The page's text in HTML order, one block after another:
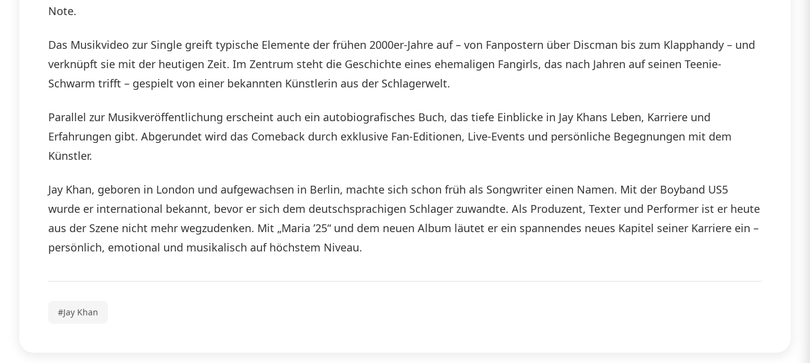
Note.
Das Musikvideo zur Single greift typische Elemente der frühen 2000er-Jahre auf – von Fanpostern über Discman bis zum Klapphandy – und
verknüpft sie mit der heutigen Zeit. Im Zentrum steht die Geschichte eines ehemaligen Fangirls, das nach Jahren auf seinen Teenie-
Schwarm trifft – gespielt von einer bekannten Künstlerin aus der Schlagerwelt.
Parallel zur Musikveröffentlichung erscheint auch ein autobiografisches Buch, das tiefe Einblicke in Jay Khans Leben, Karriere und
Erfahrungen gibt. Abgerundet wird das Comeback durch exklusive Fan-Editionen, Live-Events und persönliche Begegnungen mit dem
Künstler.
Jay Khan, geboren in London und aufgewachsen in Berlin, machte sich schon früh als Songwriter einen Namen. Mit der Boyband US5
wurde er international bekannt, bevor er sich dem deutschsprachigen Schlager zuwandte. Als Produzent, Texter und Performer ist er heute
aus der Szene nicht mehr wegzudenken. Mit „Maria ’25“ und dem neuen Album läutet er ein spannendes neues Kapitel seiner Karriere ein –
persönlich, emotional und musikalisch auf höchstem Niveau.
#Jay Khan